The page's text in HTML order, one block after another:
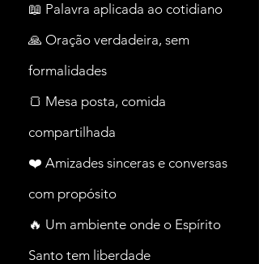
📖 Palavra aplicada ao cotidiano
🙏 Oração verdadeira, sem
formalidades
🍞 Mesa posta, comida
compartilhada
❤️ Amizades sinceras e conversas
com propósito
🔥 Um ambiente onde o Espírito
Santo tem liberdade